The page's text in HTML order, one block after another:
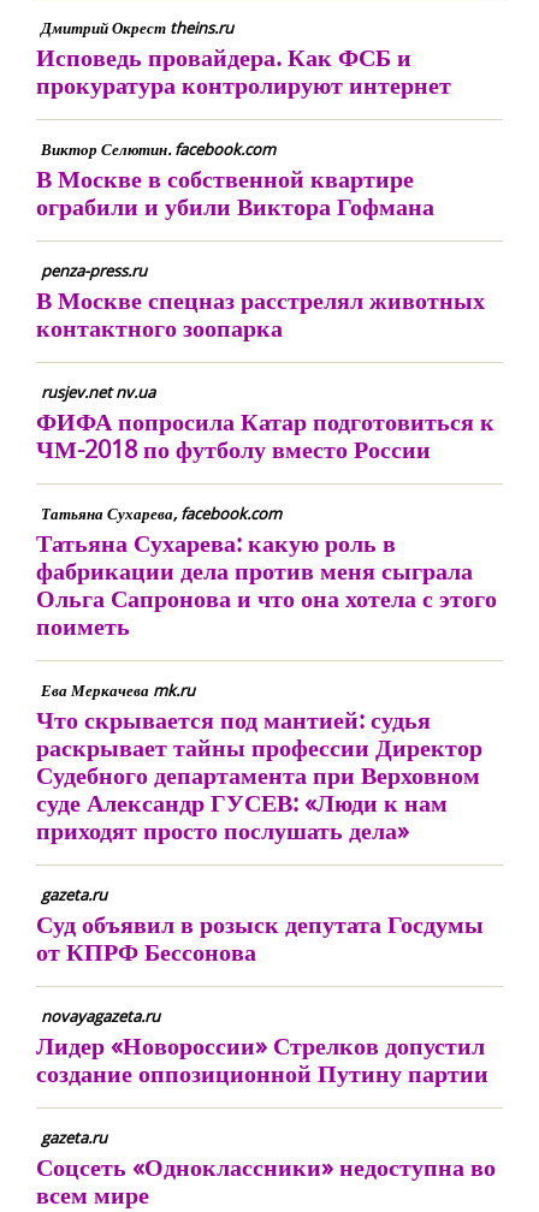
Дмитрий Окрест theins.ru
Исповедь провайдера. Как ФСБ и
прокуратура контролируют интернет
Виктор Селютин. facebook.com
В Москве в собственной квартире
ограбили и убили Виктора Гофмана
penza-press.ru
В Москве спецназ расстрелял животных
контактного зоопарка
rusjev.net nv.ua
ФИФА попросила Катар подготовиться к
ЧМ-2018 по футболу вместо России
Татьяна Сухарева, facebook.com
Татьяна Сухарева: какую роль в
фабрикации дела против меня сыграла
Ольга Сапронова и что она хотела с этого
поиметь
Ева Меркачева mk.ru
Что скрывается под мантией: судья
раскрывает тайны профессии Директор
Судебного департамента при Верховном
суде Александр ГУСЕВ: «Люди к нам
приходят просто послушать дела»
gazeta.ru
Суд объявил в розыск депутата Госдумы
от КПРФ Бессонова
novayagazeta.ru
Лидер «Новороссии» Стрелков допустил
создание оппозиционной Путину партии
gazeta.ru
Соцсеть «Одноклассники» недоступна во
всем мире